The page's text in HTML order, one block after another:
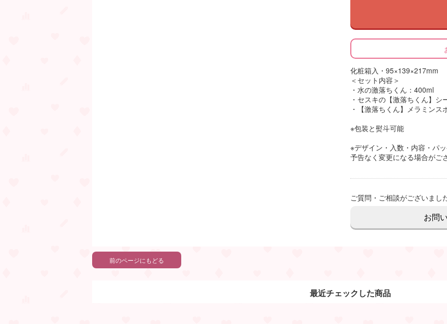
化粧箱入・95×139×217mm
＜セット内容＞
・水の激落ちくん：400ml
・セスキの【激落ちくん】シ
・【激落ちくん】メラミンス
※包装と熨斗可能
※デザイン・入数・内容・パ
予告なく変更になる場合がご
ご質問・ご相談がございまし
お問
前のページにもどる
最近チェックした商品